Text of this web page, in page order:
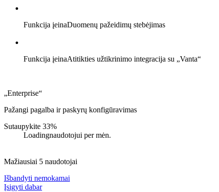
Funkcija įeinaDuomenų pažeidimų stebėjimas
Funkcija įeinaAtitikties užtikrinimo integracija su „Vanta“
„Enterprise“
Pažangi pagalba ir paskyrų konfigūravimas
Sutaupykite 33%
Loadingnaudotojui per mėn.
Mažiausiai 5 naudotojai
Išbandyti nemokamai
Įsigyti dabar